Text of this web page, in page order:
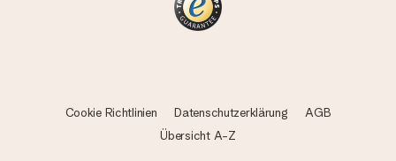
Cookie Richtlinien Datenschutzerklärung
AGB
Übersicht A-Z